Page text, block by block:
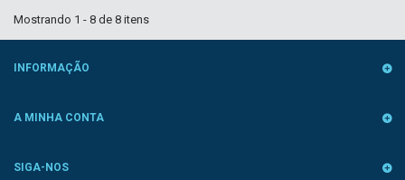
Mostrando 1 - 8 de 8 itens
INFORMAÇÃO
A MINHA CONTA
SIGA-NOS